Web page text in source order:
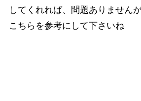
してくれれば、問題ありません
こちらを参考にして下さいね